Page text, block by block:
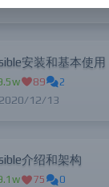
安装和基本使用
89 2
12/13
介绍和架构
75 0